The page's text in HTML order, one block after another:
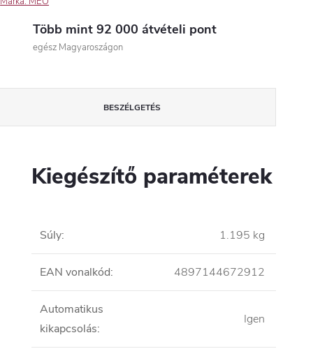
Több mint 92 000 átvételi pont
egész Magyaroszágon
BESZÉLGETÉS
Kiegészítő paraméterek
Súly: 1.195 kg
EAN vonalkód: 4897144672912
Automatikus
kikapcsolás:
Igen